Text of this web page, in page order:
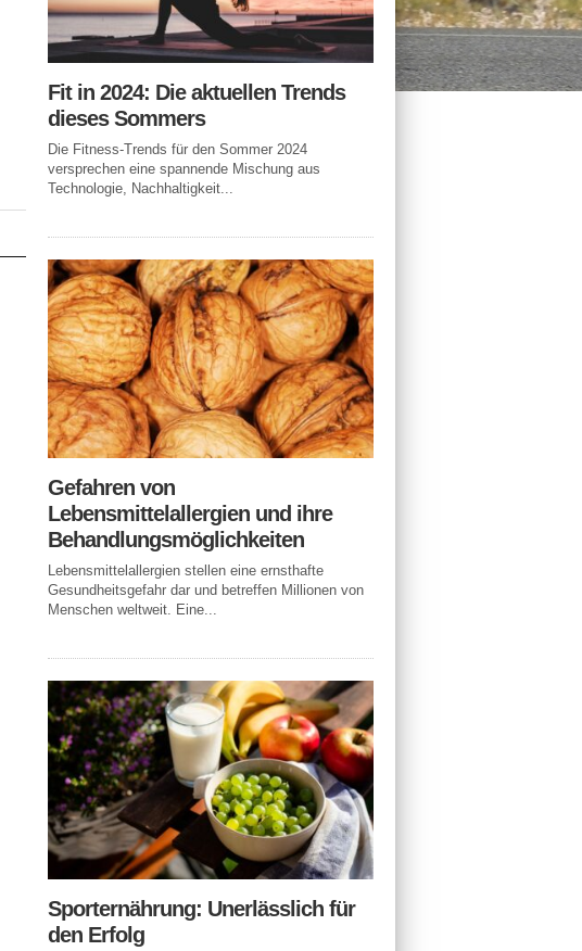
Fit in 2024: Die aktuellen Trends
dieses Sommers
Die Fitness-Trends für den Sommer 2024
versprechen eine spannende Mischung aus
Technologie, Nachhaltigkeit...
Gefahren von
Lebensmittelallergien und ihre
Behandlungsmöglichkeiten
Lebensmittelallergien stellen eine ernsthafte
Gesundheitsgefahr dar und betreffen Millionen von
Menschen weltweit. Eine...
Sporternährung: Unerlässlich für
den Erfolg